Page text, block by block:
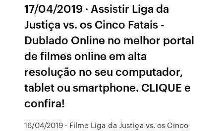
17/04/2019 · Assistir Liga da
Justiça vs. os Cinco Fatais -
Dublado Online no melhor portal
de filmes online em alta
resolução no seu computador,
tablet ou smartphone. CLIQUE e
confira!
16/04/2019 · Filme Liga da Justiça vs. os Cinco